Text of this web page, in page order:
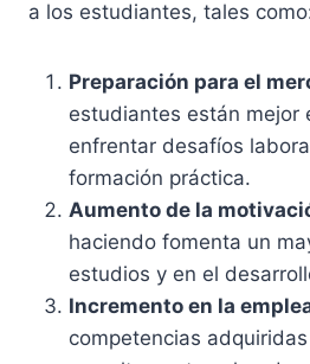
a los estudiantes, tales
Preparación para el
estudiantes están mejor
enfrentar desafíos
formación práctica.
Aumento de la
haciendo fomenta un
estudios y en el
Incremento en la
competencias